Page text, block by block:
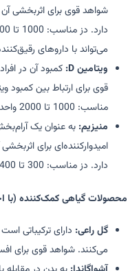
شواهد قوی برای اثربخشی
می‌تواند با داروهای
ویتامین D:
کمبود آن در
مناسب: 1000 تا 2000 واحد بین‌المللی (IU) در روز.
منیزیم: به عنوان یک
امیدوارکننده‌ای برای
دارد. دز مناسب: 300 تا 400 میلی‌گرم در روز.
محصولات گیاهی کمک‌کننده (با
گل راعی: دارای ترکیباتی
می‌کنند. شواهد قوی برای